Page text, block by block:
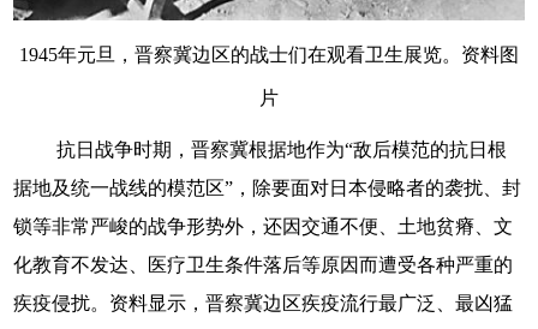
1945年元旦，晋察冀边区的战士们在观看卫生展览。资料图
片
抗日战争时期，晋察冀根据地作为“敌后模范的抗日根
据地及统一战线的模范区”，除要面对日本侵略者的袭扰、封
锁等非常严峻的战争形势外，还因交通不便、土地贫瘠、文
化教育不发达、医疗卫生条件落后等原因而遭受各种严重的
疾疫侵扰。资料显示，晋察冀边区疾疫流行最广泛、最凶猛